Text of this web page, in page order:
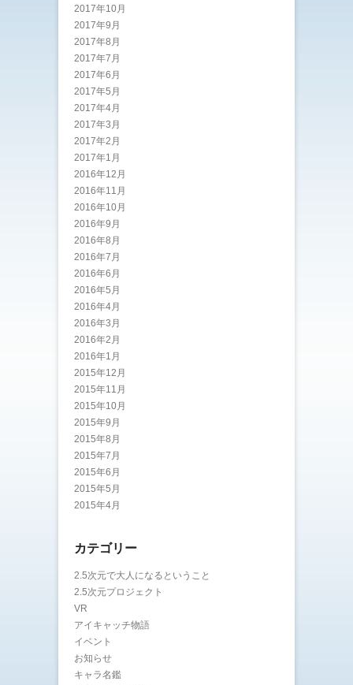
2017年10月
2017年9月
2017年8月
2017年7月
2017年6月
2017年5月
2017年4月
2017年3月
2017年2月
2017年1月
2016年12月
2016年11月
2016年10月
2016年9月
2016年8月
2016年7月
2016年6月
2016年5月
2016年4月
2016年3月
2016年2月
2016年1月
2015年12月
2015年11月
2015年10月
2015年9月
2015年8月
2015年7月
2015年6月
2015年5月
2015年4月
カテゴリー
2.5次元で大人になるということ
2.5次元プロジェクト
VR
アイキャッチ物語
イベント
お知らせ
キャラ名鑑